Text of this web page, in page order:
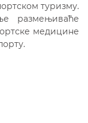
туризму.
размењиваће
медицине